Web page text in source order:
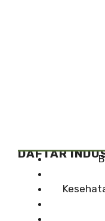
DAFTAR